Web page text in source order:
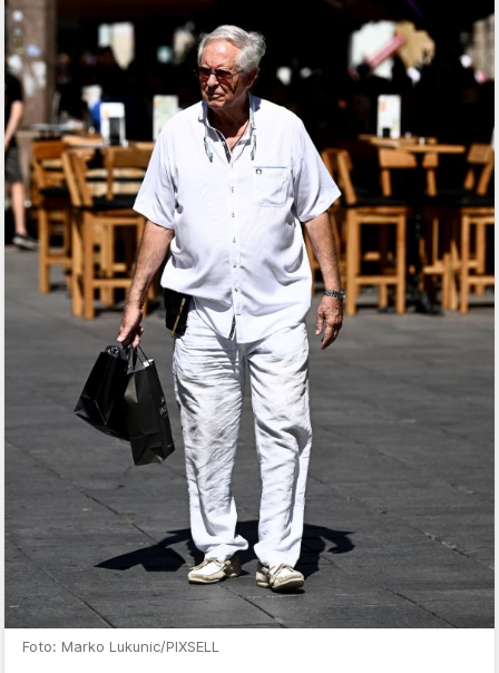
Foto: Marko Lukunic/PIXSELL